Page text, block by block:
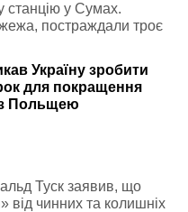
станцію у Сумах.
постраждали троє
Україну зробити
для покращення
Польщею
Туск заявив, що
від чинних та колишніх